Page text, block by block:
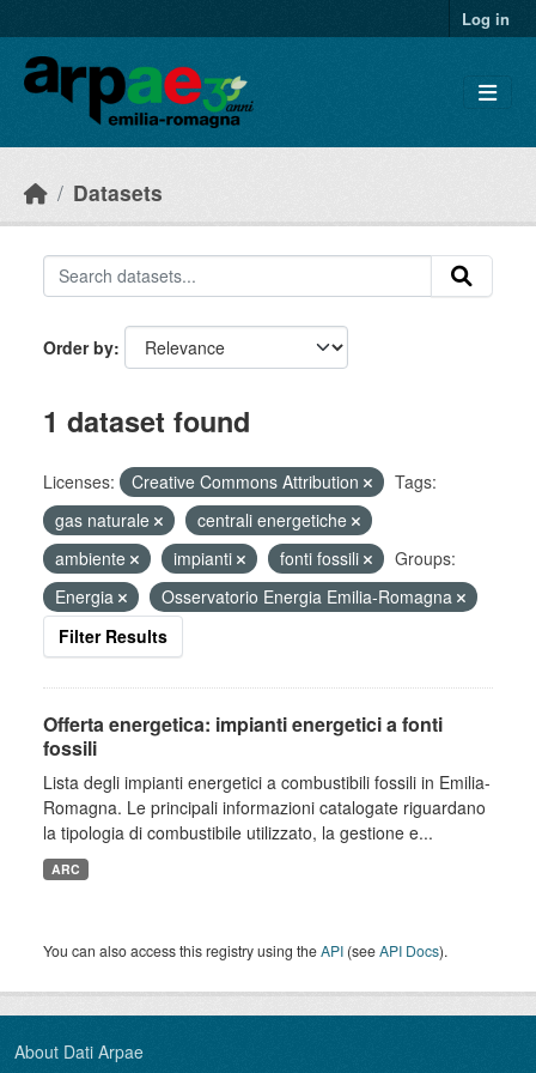
Log in
Datasets
Order by
1 dataset found
Licenses: Creative Commons Attribution
Tags:
gas naturale
centrali energetiche
ambiente
impianti fonti fossili
Groups:
Energia
Osservatorio Energia Emilia-Romagna
Filter Results
Offerta energetica: impianti energetici a fonti
fossili
Lista degli impianti energetici a combustibili fossili in Emilia-
Romagna. Le principali informazioni catalogate riguardano
la tipologia di combustibile utilizzato, la gestione e...
ARC
You can also access this registry using theAPI (seeAPI Docs).
About Dati Arpae